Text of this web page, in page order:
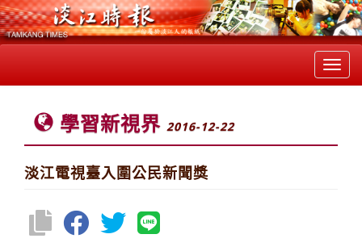
學習新視界 2016-12-22
淡江電視臺入圍公民新聞獎